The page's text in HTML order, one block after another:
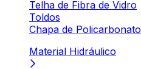
Telha de Fibra de Vidro
Toldos
Chapa de Policarbonato
Material Hidráulico